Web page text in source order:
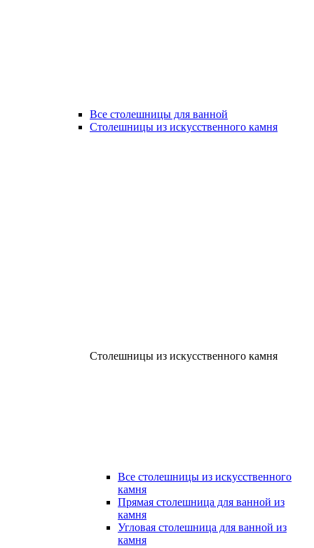
Все столешницы для ванной
Столешницы из искусственного камня
Столешницы из искусственного камня
Все столешницы из искусственного
камня
Прямая столешница для ванной из
камня
Угловая столешница для ванной из
камня